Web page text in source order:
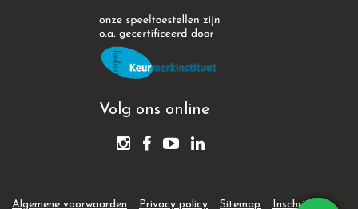
Volg ons online
Algemene voorwaarden Privacy policy Sitemap Inschrijven